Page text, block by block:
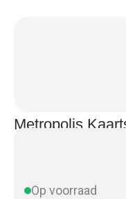
Metropolis
Op voorraad